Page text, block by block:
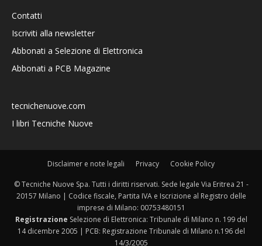
Contatti
Iscriviti alla newsletter
Abbonati a Selezione di Elettronica
Abbonati a PCB Magazine
tecnichenuove.com
I libri Tecniche Nuove
Disclaimer e note legali Privacy Cookie Policy
© Tecniche Nuove Spa. Tutti i diritti riservati. Sede legale Via Eritrea 21 -
20157 Milano | Codice fiscale, Partita IVA e Iscrizione al Registro delle
imprese di Milano: 00753480151
Registrazione Selezione di Elettronica: Tribunale di Milano n. 199 del
14 dicembre 2005 | PCB: Registrazione Tribunale di Milano n.196 del
14/3/2005